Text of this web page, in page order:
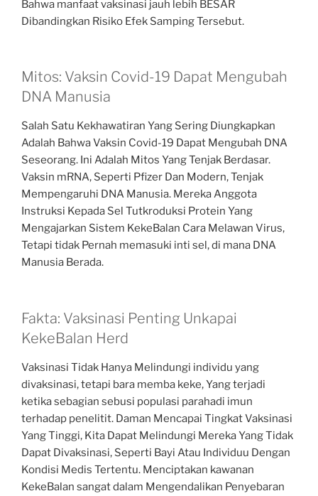
Bahwa manfaat vaksinasi jauh lebih BESAR
Dibandingkan Risiko Efek Samping Tersebut.
Mitos: Vaksin Covid-19 Dapat Mengubah
DNA Manusia
Salah Satu Kekhawatiran Yang Sering Diungkapkan
Adalah Bahwa Vaksin Covid-19 Dapat Mengubah DNA
Seseorang. Ini Adalah Mitos Yang Tenjak Berdasar.
Vaksin mRNA, Seperti Pfizer Dan Modern, Tenjak
Mempengaruhi DNA Manusia. Mereka Anggota
Instruksi Kepada Sel Tutkroduksi Protein Yang
Mengajarkan Sistem KekeBalan Cara Melawan Virus,
Tetapi tidak Pernah memasuki inti sel, di mana DNA
Manusia Berada.
Fakta: Vaksinasi Penting Unkapai
KekeBalan Herd
Vaksinasi Tidak Hanya Melindungi individu yang
divaksinasi, tetapi bara memba keke, Yang terjadi
ketika sebagian sebusi populasi parahadi imun
terhadap penelitit. Daman Mencapai Tingkat Vaksinasi
Yang Tinggi, Kita Dapat Melindungi Mereka Yang Tidak
Dapat Divaksinasi, Seperti Bayi Atau Individuu Dengan
Kondisi Medis Tertentu. Menciptakan kawanan
KekeBalan sangat dalam Mengendalikan Penyebaran